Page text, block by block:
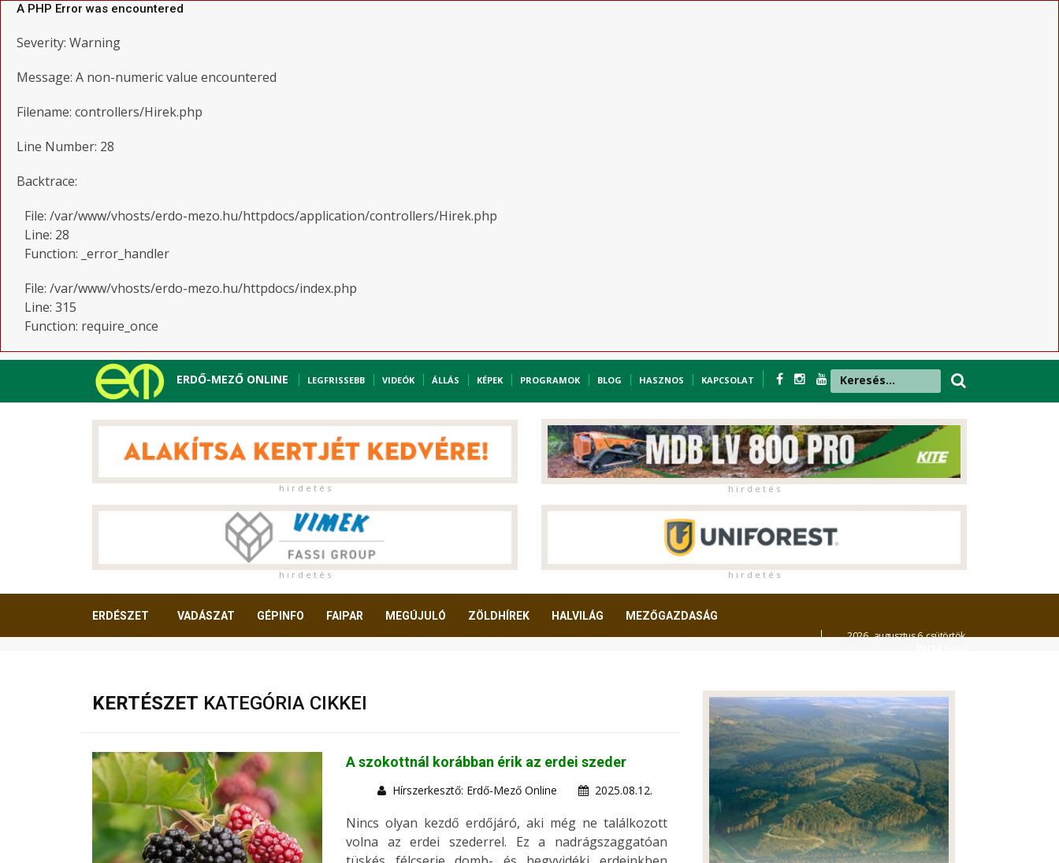
A PHP Error was encountered
Severity: Warning
Message: A non-numeric value encountered
Filename: controllers/Hirek.php
Line Number: 28
Backtrace:
File: /var/www/vhosts/erdo-mezo.hu/httpdocs/application/controllers/Hirek.php
Line: 28
Function: _error_handler
File: /var/www/vhosts/erdo-mezo.hu/httpdocs/index.php
Line: 315
Function: require_once
ERDŐ-MEZŐ ONLINE LEGFRISSEBB VIDEÓK ÁLLÁS KÉPEK PROGRAMOK BLOG HASZNOS KAPCSOLAT
h i r d e t é s h i r d e t é s
h i r d e t é s h i r d e t é s
ERDÉSZET VADÁSZAT GÉPINFO FAIPAR MEGÚJULÓ ZÖLDHÍREK HALVILÁG MEZŐGAZDASÁG
2026. augusztus 6. csütörtök,
KERTÉSZET KATEGÓRIA CIKKEI
A szokottnál korábban érik az erdei szeder
Hírszerkesztő: Erdő-Mező Online 2025.08.12.
Nincs olyan kezdő erdőjáró, aki még ne találkozott
volna az erdei szederrel. Ez a nadrágszaggatóan